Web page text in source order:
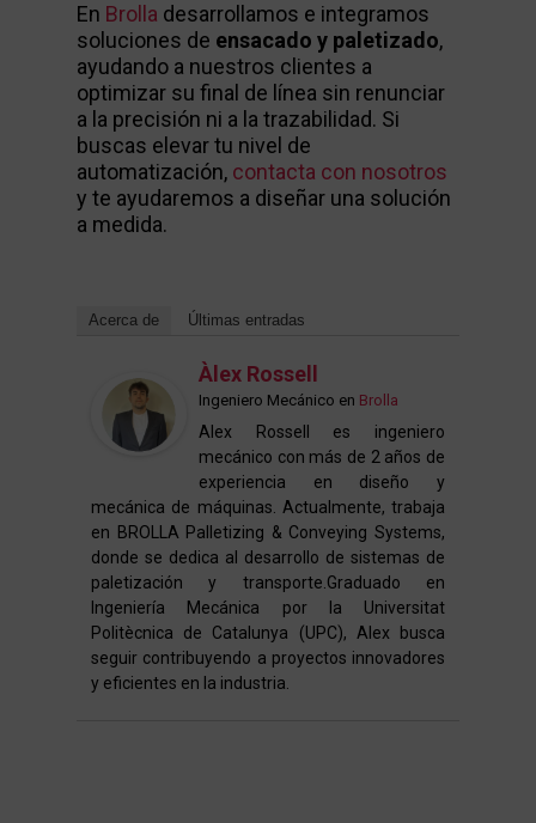
En Brolla desarrollamos e integramos
soluciones de ensacado y paletizado,
ayudando a nuestros clientes a
optimizar su final de línea sin renunciar
a la precisión ni a la trazabilidad. Si
buscas elevar tu nivel de
automatización, contacta con nosotros
y te ayudaremos a diseñar una solución
a medida.
Acerca de Últimas entradas
Àlex Rossell
Ingeniero Mecánico en Brolla
Alex Rossell es ingeniero
mecánico con más de 2 años de
experiencia en diseño y
mecánica de máquinas. Actualmente, trabaja
en BROLLA Palletizing & Conveying Systems,
donde se dedica al desarrollo de sistemas de
paletización y transporte.Graduado en
Ingeniería Mecánica por la Universitat
Politècnica de Catalunya (UPC), Alex busca
seguir contribuyendo a proyectos innovadores
y eficientes en la industria.